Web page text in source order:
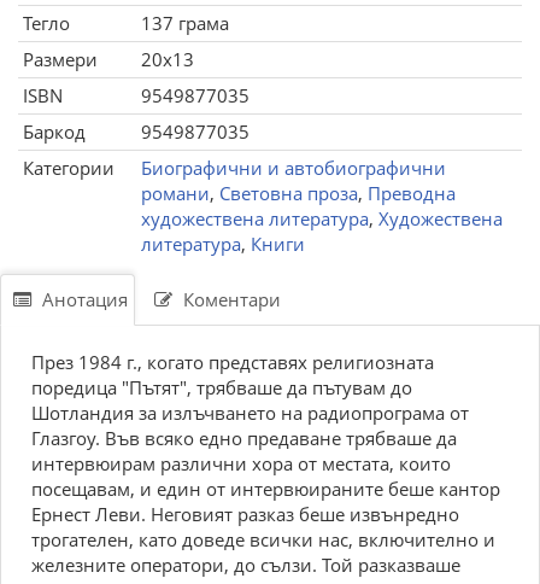
Тегло
137 грама
Размери
20x13
ISBN
9549877035
Баркод
9549877035
Категории
Биографични и автобиографични
романи, Световна проза, Преводна
художествена литература, Художествена
литература, Книги
Анотация Коментари
През 1984 г., когато представях религиозната
поредица "Пътят", трябваше да пътувам до
Шотландия за излъчването на радиопрограма от
Глазгоу. Във всяко едно предаване трябваше да
интервюирам различни хора от местата, които
посещавам, и един от интервюираните беше кантор
Ернест Леви. Неговият разказ беше извънредно
трогателен, като доведе всички нас, включително и
железните оператори, до сълзи. Той разказваше